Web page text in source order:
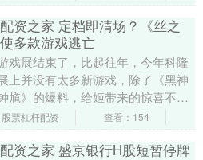
资之家 定档即清场？《丝之
多款游戏逃亡
戏展结束了，比起往年，今年科隆
上并没有太多新游戏，除了《黑神
馗》的爆料，给姬带来的惊喜不太
过有一个消息倒是让姬没想到的，
票杠杆配资 查看：154
资之家 盛京银行H股短暂停牌